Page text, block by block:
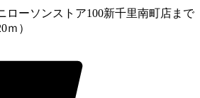
ローソンストア100新千里南町店まで
ｍ）